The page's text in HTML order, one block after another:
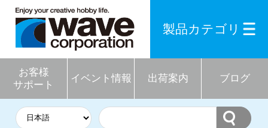
お客様
サポート
イベント情報 出荷案内 ブログ
製品カテゴリ